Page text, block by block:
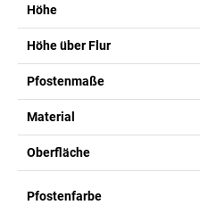
Höhe
Höhe über Flur
Pfostenmaße
Material
Oberfläche
Pfostenfarbe